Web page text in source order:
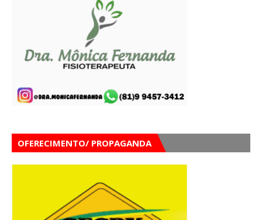
OFERECIMENTO/ PROPAGANDA